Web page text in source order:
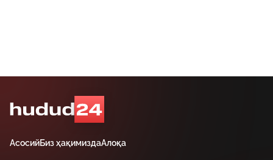
АсосийБиз ҳақимиздаАлоқа